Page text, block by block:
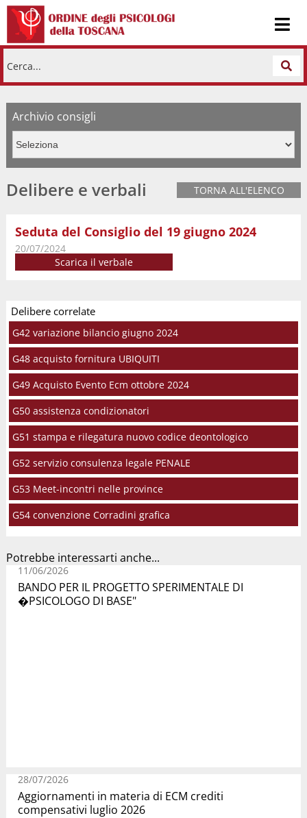
Cerca...
Archivio consigli
Delibere e verbali TORNA ALL'ELENCO
Seduta del Consiglio del 19 giugno 2024
20/07/2024
Scarica il verbale
Delibere correlate
G42 variazione bilancio giugno 2024
G48 acquisto fornitura UBIQUITI
G49 Acquisto Evento Ecm ottobre 2024
G50 assistenza condizionatori
G51 stampa e rilegatura nuovo codice deontologico
G52 servizio consulenza legale PENALE
G53 Meet-incontri nelle province
G54 convenzione Corradini grafica
Potrebbe interessarti anche...
11/06/2026
BANDO PER IL PROGETTO SPERIMENTALE DI
�PSICOLOGO DI BASE"
28/07/2026
Aggiornamenti in materia di ECM crediti
compensativi luglio 2026